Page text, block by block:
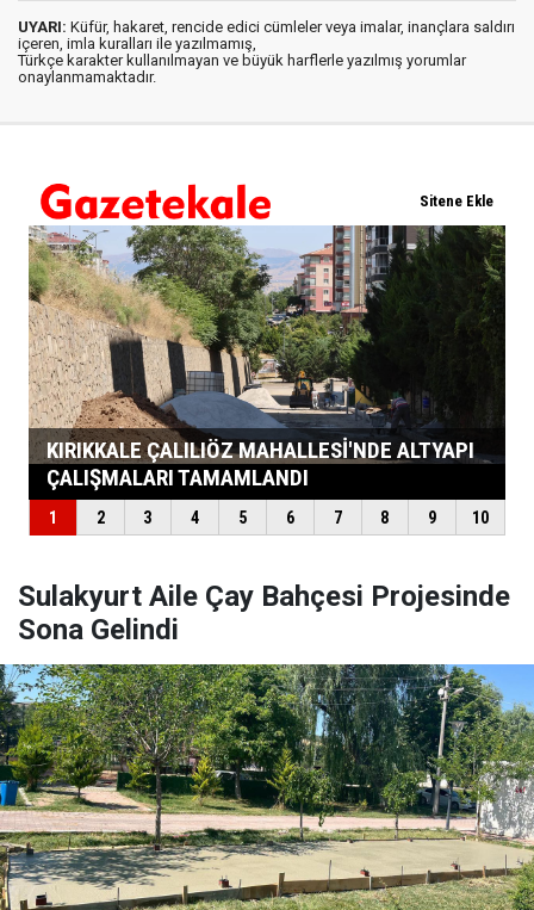
UYARI: Küfür, hakaret, rencide edici cümleler veya imalar, inançlara saldırı
içeren, imla kuralları ile yazılmamış,
Türkçe karakter kullanılmayan ve büyük harflerle yazılmış yorumlar
onaylanmamaktadır.
Sulakyurt Aile Çay Bahçesi Projesinde
Sona Gelindi